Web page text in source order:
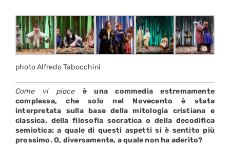
photo Alfredo Tabocchini
Come vi piace è una commedia estremamente
complessa, che solo nel Novecento è stata
interpretata sulla base della mitologia cristiana e
classica, della filosofia socratica o della decodifica
semiotica: a quale di questi aspetti si è sentito più
prossimo. O, diversamente, a quale non ha aderito?